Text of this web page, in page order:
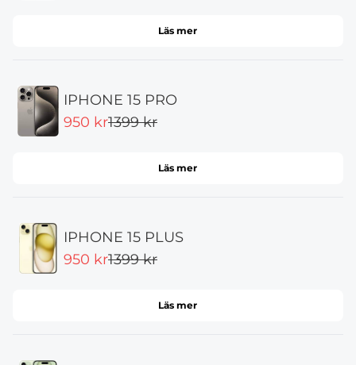
Läs mer
IPHONE 15 PRO
950 kr1399 kr
Läs mer
IPHONE 15 PLUS
950 kr1399 kr
Läs mer